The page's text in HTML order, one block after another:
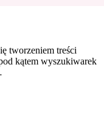
tworzeniem treści
kątem wyszukiwarek